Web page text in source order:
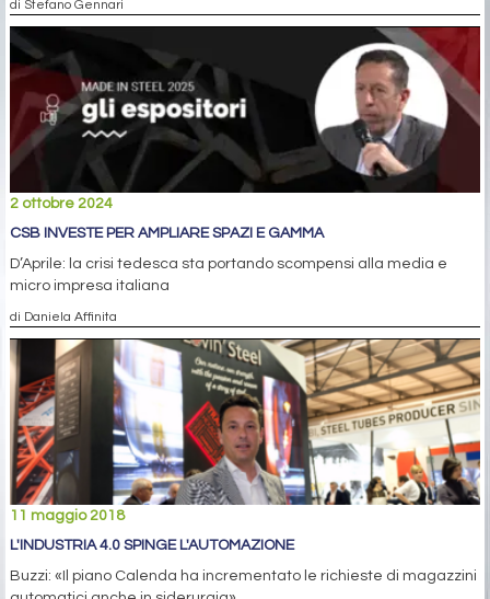
di Stefano Gennari
2 ottobre 2024
CSB INVESTE PER AMPLIARE SPAZI E GAMMA
D’Aprile: la crisi tedesca sta portando scompensi alla media e
micro impresa italiana
di Daniela Affinita
11 maggio 2018
L'INDUSTRIA 4.0 SPINGE L'AUTOMAZIONE
Buzzi: «Il piano Calenda ha incrementato le richieste di magazzini